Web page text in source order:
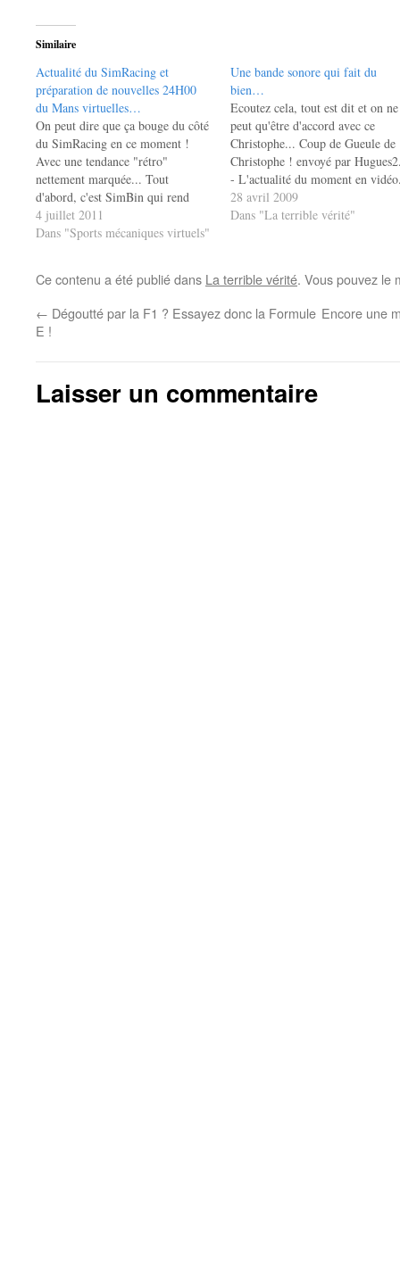
Similaire
Actualité du SimRacing et
préparation de nouvelles 24H00
du Mans virtuelles…
On peut dire que ça bouge du côté
du SimRacing en ce moment !
Avec une tendance "rétro"
nettement marquée... Tout
d'abord, c'est SimBin qui rend
disponible GT Legends pour
Windows Seven. Bonne initiative,
propriétaire du disque d'origine est
4 juillet 2011
Dans "Sports mécaniques virtuels"
Une bande sonore qui fait du
bien…
Ecoutez cela, tout est dit et on ne
peut qu'être d'accord avec ce
Christophe... Coup de Gueule de
Christophe ! envoyé par
- L'actualité du moment en
La précédente version a été
mais je viens de la retrouver sur
28 avril 2009
Dans "La terrible vérité"
Ce contenu a été publié dans La terrible vérité. Vous pouvez le
← Dégoutté par la F1 ? Essayez donc la Formule
E !
Encore une
Laisser un commentaire